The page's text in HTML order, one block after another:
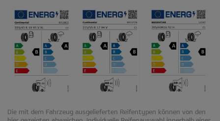
Die mit dem Fahrzeug ausgelieferten Reifentypen können von den